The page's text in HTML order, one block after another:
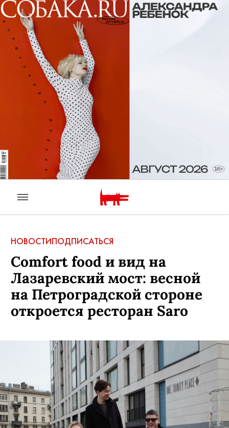
НОВОСТИПОДПИСАТЬСЯ
Comfort food и вид на
Лазаревский мост: весной
на Петроградской стороне
откроется ресторан Saro